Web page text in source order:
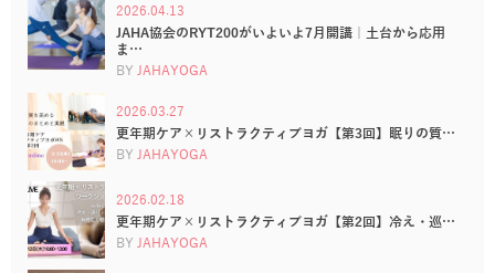
2026.04.13
JAHA協会のRYT200がいよいよ7月開講｜土台から応用
ま…
BY JAHAYOGA
2026.03.27
更年期ケア×リストラクティブヨガ【第3回】眠りの質…
BY JAHAYOGA
2026.02.18
更年期ケア×リストラクティブヨガ【第2回】冷え・巡…
BY JAHAYOGA